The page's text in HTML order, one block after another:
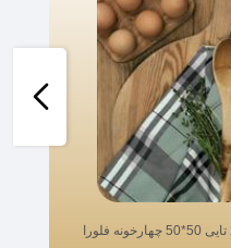
دستمال نخی یزدی 2 تایی 50*50 چهارخونه فلورا